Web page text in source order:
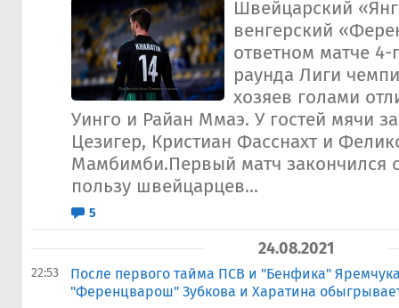
Швейцарский
венгерский
ответном матче 4-
раунда Лиги
хозяев голами
Уинго и Райан Ммаэ. У гостей мячи
Цезигер, Кристиан Фасснахт и
Мамбимби.Первый матч закончился
пользу швейцарцев...
5
24.08.2021
22:53
После первого тайма ПСВ и "Бенфика"
"Ференцварош" Зубкова и Харатина